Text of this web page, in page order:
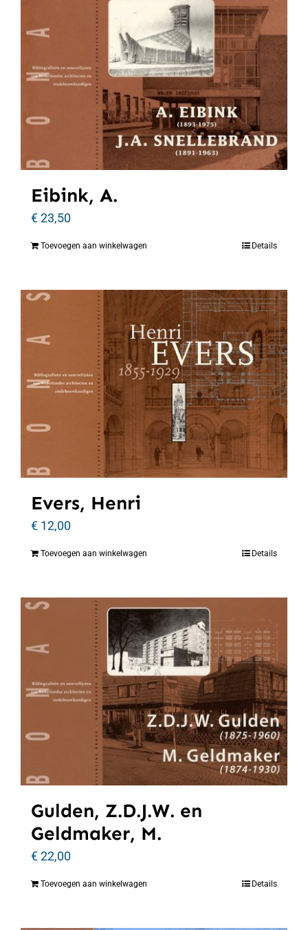
Eibink, A.
€23,50
Toevoegen aan winkelwagen Details
Evers, Henri
€ 12,00
Toevoegen aan winkelwagen Details
Gulden, Z.D.J.W. en
Geldmaker, M.
€22,00
Toevoegen aan winkelwagen Details